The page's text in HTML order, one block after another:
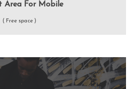
Area For Mobile
( Free space )